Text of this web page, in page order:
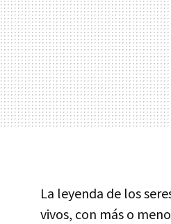
La leyenda de los
vivos, con más o